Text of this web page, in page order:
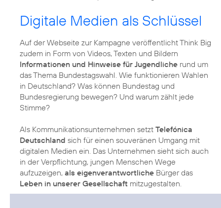
Digitale Medien als Schlüssel
Auf der Webseite zur Kampagne veröffentlicht Think Big
zudem in Form von Videos, Texten und Bildern
Informationen und Hinweise für Jugendliche rund um
das Thema Bundestagswahl. Wie funktionieren Wahlen
in Deutschland? Was können Bundestag und
Bundesregierung bewegen? Und warum zählt jede
Stimme?
Als Kommunikationsunternehmen setzt Telefónica
Deutschland sich für einen souveränen Umgang mit
digitalen Medien ein. Das Unternehmen sieht sich auch
in der Verpflichtung, jungen Menschen Wege
aufzuzeigen, als eigenverantwortliche Bürger das
Leben in unserer Gesellschaft mitzugestalten.